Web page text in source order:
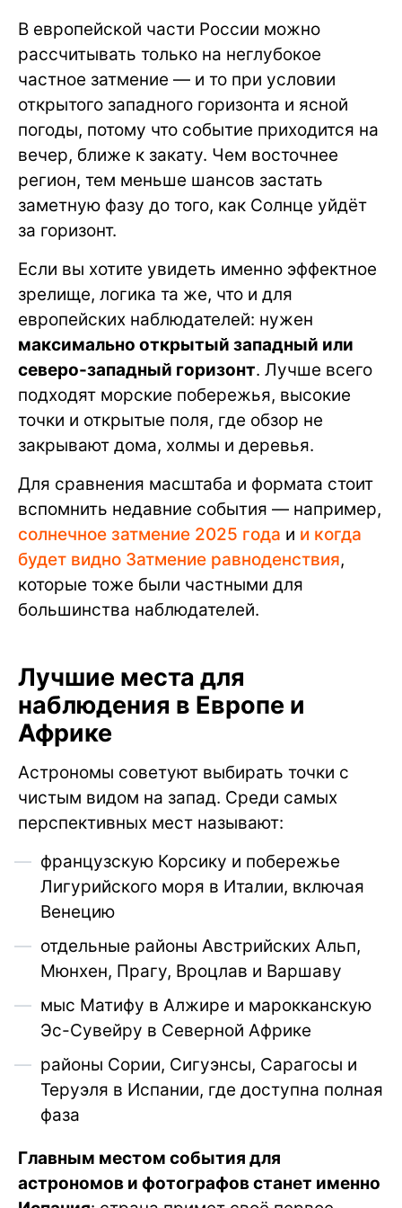
В европейской части России можно
рассчитывать только на неглубокое
частное затмение — и то при условии
открытого западного горизонта и ясной
погоды, потому что событие приходится на
вечер, ближе к закату. Чем восточнее
регион, тем меньше шансов застать
заметную фазу до того, как Солнце уйдёт
за горизонт.
Если вы хотите увидеть именно эффектное
зрелище, логика та же, что и для
европейских наблюдателей: нужен
максимально открытый западный или
северо-западный горизонт. Лучше всего
подходят морские побережья, высокие
точки и открытые поля, где обзор не
закрывают дома, холмы и деревья.
Для сравнения масштаба и формата стоит
вспомнить недавние события — например,
солнечное затмение 2025 года и и когда
будет видно Затмение равноденствия,
которые тоже были частными для
большинства наблюдателей.
Лучшие места для
наблюдения в Европе и
Африке
Астрономы советуют выбирать точки с
чистым видом на запад. Среди самых
перспективных мест называют:
французскую Корсику и побережье
Лигурийского моря в Италии, включая
Венецию
отдельные районы Австрийских Альп,
Мюнхен, Прагу, Вроцлав и Варшаву
мыс Матифу в Алжире и марокканскую
Эс-Сувейру в Северной Африке
районы Сории, Сигуэнсы, Сарагосы и
Теруэля в Испании, где доступна полная
фаза
Главным местом события для
астрономов и фотографов станет именно